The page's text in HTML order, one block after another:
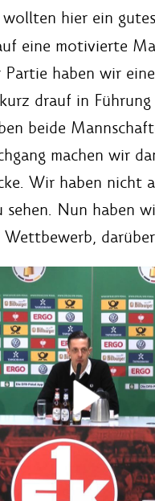
wollten hier ein
eine motivierte
Partie haben wir
drauf in
beide
machen wir
Wir haben nicht
sehen. Nun haben
Wettbewerb,